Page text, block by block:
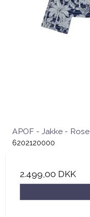
APOF - Jakke - Rose
6202120000
2.499,00 DKK